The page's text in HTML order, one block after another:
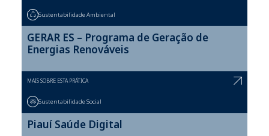
Sustentabilidade Ambiental
GERAR ES – Programa de Geração de
Energias Renováveis
MAIS SOBRE ESTA PRÁTICA
Sustentabilidade Social
Piauí Saúde Digital